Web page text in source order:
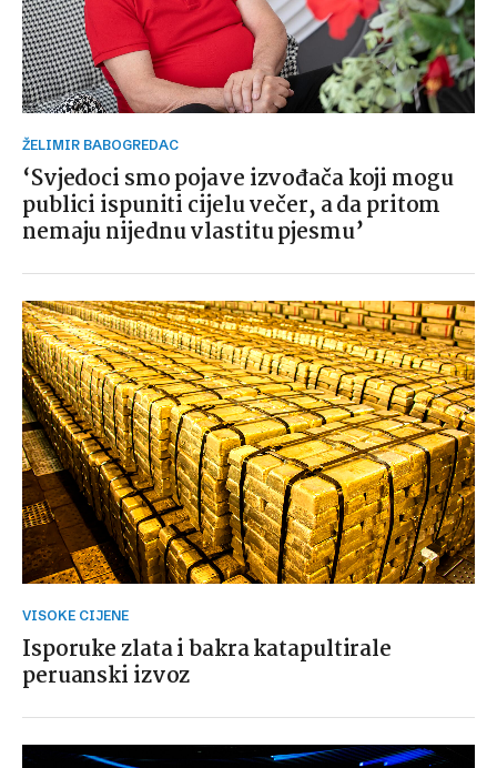
ŽELIMIR BABOGREDAC
‘Svjedoci smo pojave izvođača koji mogu
publici ispuniti cijelu večer, a da pritom
nemaju nijednu vlastitu pjesmu’
VISOKE CIJENE
Isporuke zlata i bakra katapultirale
peruanski izvoz